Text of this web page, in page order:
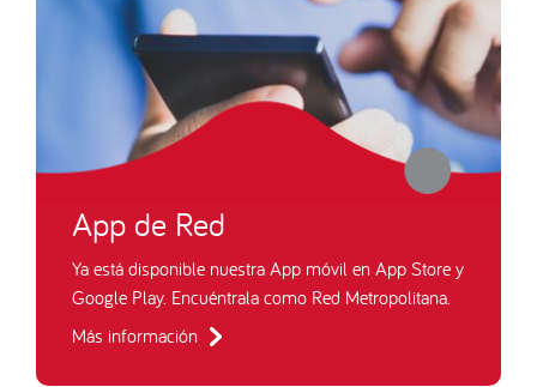
App de Red
Ya está disponible nuestra App móvil en App Store y
Google Play. Encuéntrala como Red Metropolitana.
Más información